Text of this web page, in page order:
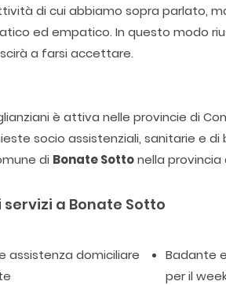
di cui abbiamo sopra parlato,
ed empatico. In questo modo
a farsi accettare.
è attiva nelle provincie di
socio assistenziali, sanitarie e
di Bonate Sottonella provincia
a Bonate Sotto
assistenza domiciliare
Badante
per il